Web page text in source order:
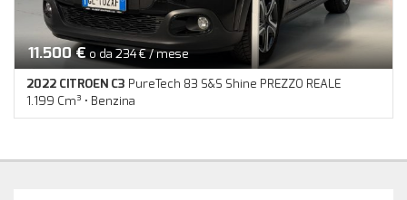
11.500 € o da 234 € / mese
2022 CITROEN C3 PureTech 83 S&S Shine PREZZO REALE
1.199 Cm³ • Benzina
Autoradio • Autoradio digitale • Bluetooth • Cerchi in lega •